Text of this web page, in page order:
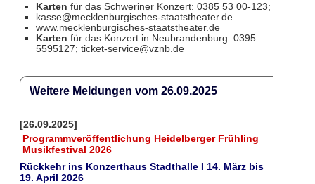
Karten für das Schweriner Konzert: 0385 53 00-123;
kasse@mecklenburgisches-staatstheater.de
www.mecklenburgisches-staatstheater.de
Karten für das Konzert in Neubrandenburg: 0395
5595127; ticket-service@vznb.de
Weitere Meldungen vom 26.09.2025
[26.09.2025]
Programmveröffentlichung Heidelberger Frühling
Musikfestival 2026
Rückkehr ins Konzerthaus Stadthalle I 14. März bis
19. April 2026